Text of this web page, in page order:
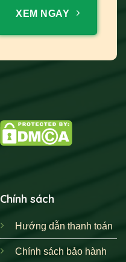
XEM NGAY
Chính sách
Hướng dẫn thanh toán
Chính sách bảo hành